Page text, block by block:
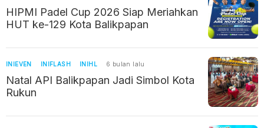
HIPMI Padel Cup 2026 Siap Meriahkan
HUT ke-129 Kota Balikpapan
INIEVEN INIFLASH INIHL 6 bulan lalu
Natal API Balikpapan Jadi Simbol Kota
Rukun